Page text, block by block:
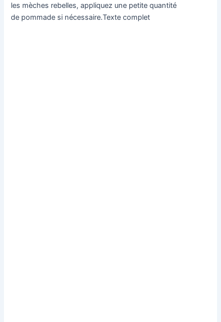
les mèches rebelles, appliquez une petite quantité
de pommade si nécessaire.Texte complet